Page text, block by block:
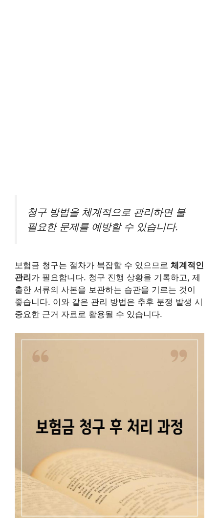
청구 방법을 체계적으로 관리하면 불
필요한 문제를 예방할 수 있습니다.
보험금 청구는 절차가 복잡할 수 있으므로 체계적인
관리가 필요합니다. 청구 진행 상황을 기록하고, 제
출한 서류의 사본을 보관하는 습관을 기르는 것이
좋습니다. 이와 같은 관리 방법은 추후 분쟁 발생 시
중요한 근거 자료로 활용될 수 있습니다.